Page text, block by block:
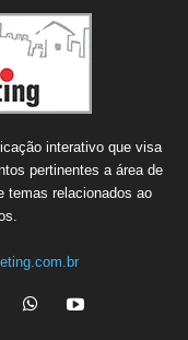
interativo que visa
pertinentes a área de
temas relacionados ao